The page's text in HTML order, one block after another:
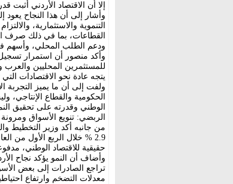
إلا أن الاقتصاد الأردني أثبت
وأشار إلى أن هذا النجاح
التنموية والاستثمارية،
القطاعات، بما في ذلك صرف
ودعم الطلب المحلي، وأسهم
وأكد منصور أن استمرار
للمستثمرين المحليين والعرب
يتجه عادة نحو الاقتصادات
ولفت إلى أن ما يميز التجربة
الحكومية والقطاع الإنتاجي،
الوطني وقدرته على تحقيق
الربضي: تنويع الأسواق ومرونة
من جانبه أكد وزير التخطيط
2.9 % خلال الربع الأول من
حقيقية للاقتصاد الوطني،
وأضاف أن النمو يؤكد نجاح
تراجع الصادرات إلى بعض
معدلات التضخم وارتفاع